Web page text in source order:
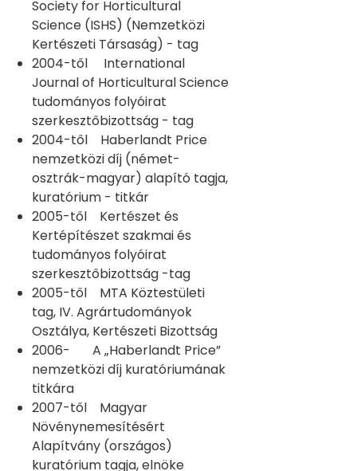
Society for Horticultural
Science (ISHS) (Nemzetközi
Kertészeti Társaság) - tag
2004-től International
Journal of Horticultural Science
tudományos folyóirat
szerkesztőbizottság - tag
2004-től Haberlandt Price
nemzetközi díj (német-
osztrák-magyar) alapító tagja,
kuratórium - titkár
2005-től Kertészet és
Kertépítészet szakmai és
tudományos folyóirat
szerkesztőbizottság -tag
2005-től MTA Köztestületi
tag, IV. Agrártudományok
Osztálya, Kertészeti Bizottság
2006- A „Haberlandt Price”
nemzetközi díj kuratóriumának
titkára
2007-től Magyar
Növénynemesítésért
Alapítvány (országos)
kuratórium tagja, elnöke